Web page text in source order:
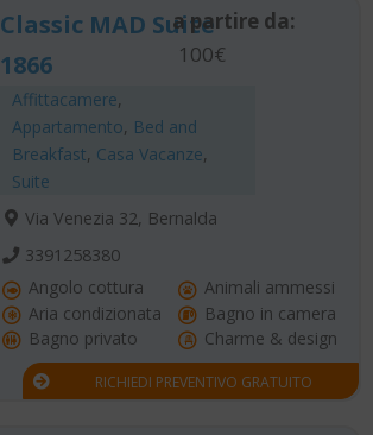
Classic MAD Suite
1866
Affittacamere,
Appartamento, Bed and
Breakfast, Casa Vacanze,
Suite
a partire da:
100€
Via Venezia 32, Bernalda
3391258380
Angolo cottura
Animali ammessi
Aria condizionata
Bagno in camera
Bagno privato
Charme & design
RICHIEDI PREVENTIVO GRATUITO